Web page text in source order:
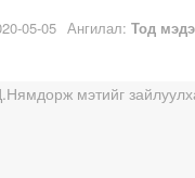
05-05 Ангилал: Тод